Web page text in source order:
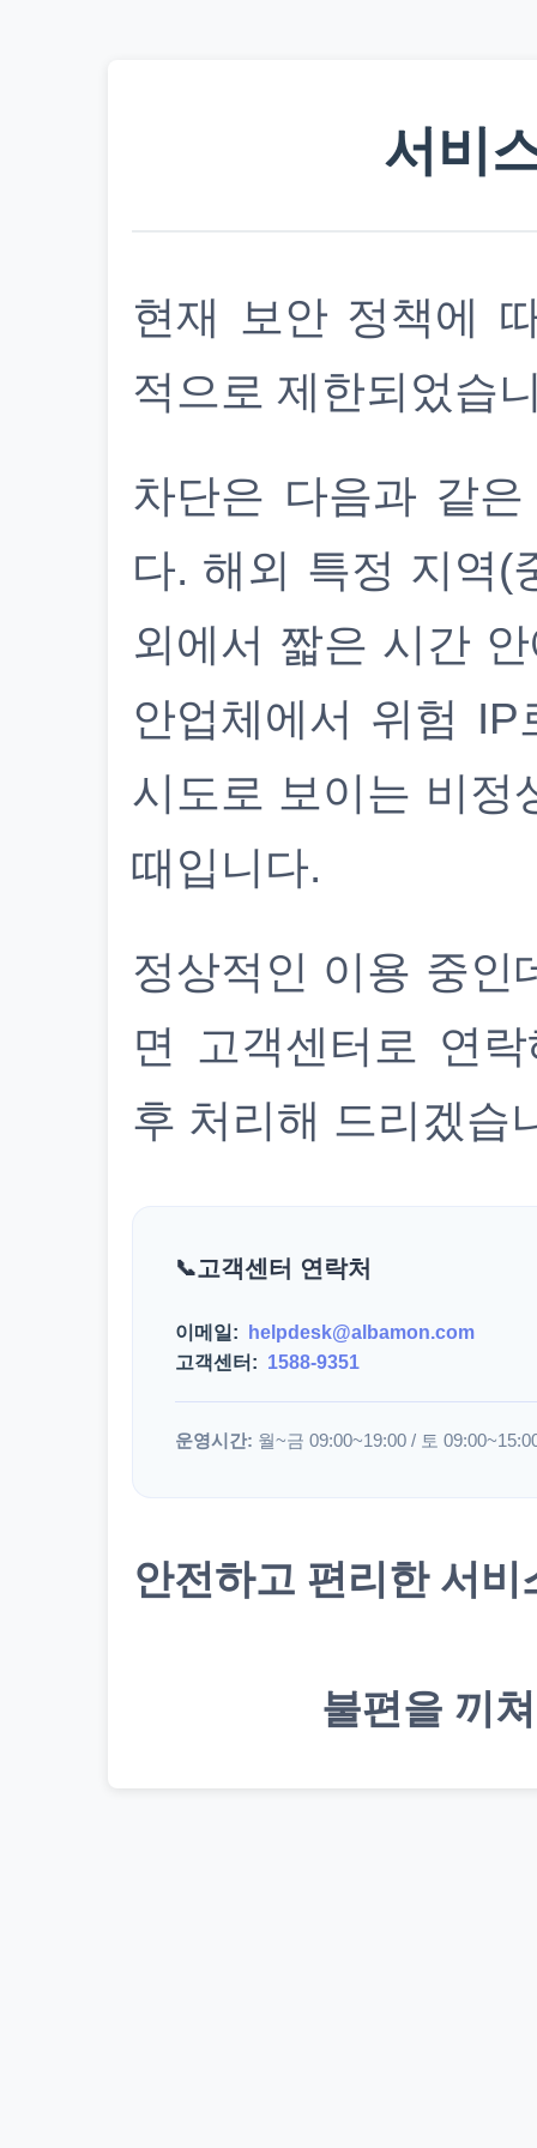
서비
현재 보안 정책에
적으로 제한되었습
차단은 다음과 같
다. 해외 특정 지역(
외에서 짧은 시간
안업체에서 위험
시도로 보이는 비정
때입니다.
정상적인 이용 중인
면 고객센터로 연
후 처리해 드리겠습
고객센터 연락처
이메일:
helpdesk@albamon.com
고객센터: 1588-9351
운영시간: 월~금 09:00~19:00 / 토
안전하고 편리한 서
불편을 끼